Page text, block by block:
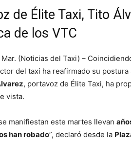
de Élite Taxi, Tito
de los VTC
Mar. (Noticias del Taxi) –
del taxi ha reafirmado su
, portavoz de Élite Taxi, ha
vista.
manifiestan este martes llevan
han robado”, declaró desde la